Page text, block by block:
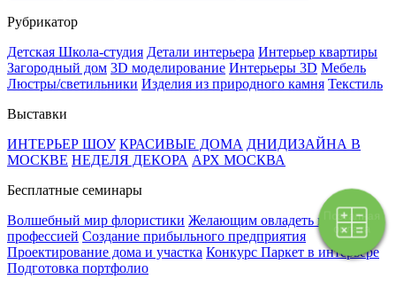
Поэтапная
оплата
Рубрикатор
Детская Школа-студия Детали интерьера Интерьер квартиры
Загородный дом 3D моделирование Интерьеры 3D Мебель
Люстры/светильники Изделия из природного камня Текстиль
Выставки
ИНТЕРЬЕР ШОУ КРАСИВЫЕ ДОМА ДНИДИЗАЙНА В
МОСКВЕ НЕДЕЛЯ ДЕКОРА АРХ МОСКВА
Бесплатные семинары
Волшебный мир флористики Желающим овладеть новой
профессией Создание прибыльного предприятия
Проектирование дома и участка Конкурс Паркет в интерьере
Подготовка портфолио